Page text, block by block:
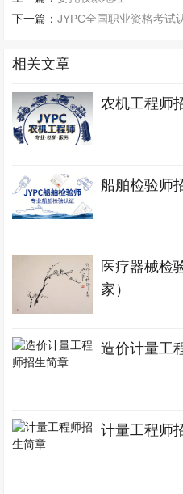
下一篇：JYPC全国职业资格考试
相关文章
农机工程师
船舶检验师
医疗器械检
家）
造价计量工
计量工程师